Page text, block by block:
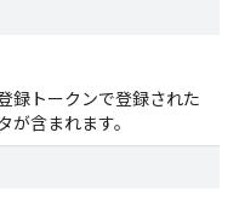
録トークンで登録された
が含まれます。